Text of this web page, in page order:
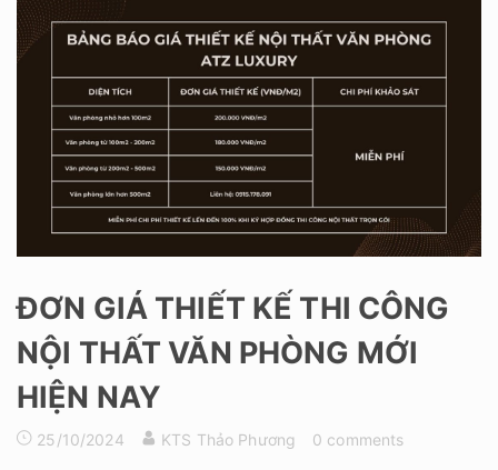
ĐƠN GIÁ THIẾT KẾ THI CÔNG
NỘI THẤT VĂN PHÒNG MỚI
HIỆN NAY
25/10/2024 KTS Thảo Phương 0 comments